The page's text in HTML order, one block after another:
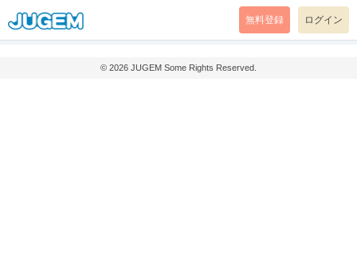
無料登録 ログイン
© 2026 JUGEM Some Rights Reserved.